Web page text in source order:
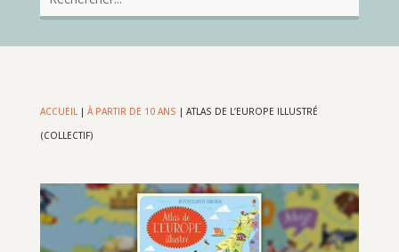
ACCUEIL| À PARTIR DE 10 ANS | ATLAS DE L’EUROPE ILLUSTRÉ
(COLLECTIF)